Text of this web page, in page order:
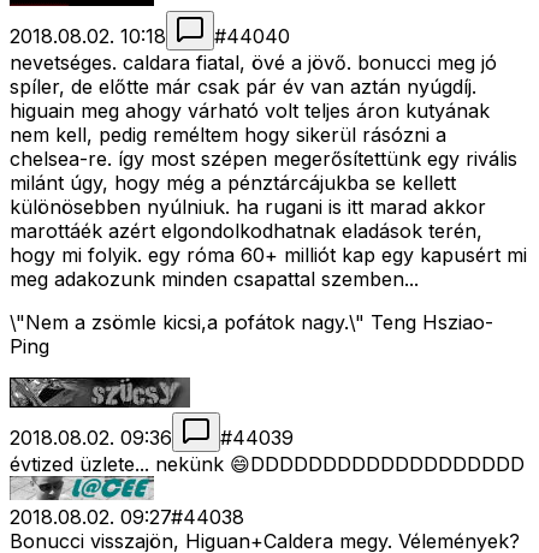
2018.08.02. 10:18 #44040
nevetséges. caldara fiatal, övé a jövő. bonucci meg jó
spíler, de előtte már csak pár év van aztán nyúgdíj.
higuain meg ahogy várható volt teljes áron kutyának
nem kell, pedig reméltem hogy sikerül rásózni a
chelsea-re. így most szépen megerősítettünk egy rivális
milánt úgy, hogy még a pénztárcájukba se kellett
különösebben nyúlniuk. ha rugani is itt marad akkor
marottáék azért elgondolkodhatnak eladások terén,
hogy mi folyik. egy róma 60+ milliót kap egy kapusért mi
meg adakozunk minden csapattal szemben...
\"Nem a zsömle kicsi,a pofátok nagy.\" Teng Hsziao-
Ping
2018.08.02. 09:36 #44039
évtized üzlete... nekünk 😄DDDDDDDDDDDDDDDDDDD
2018.08.02. 09:27#44038
Bonucci visszajön, Higuan+Caldera megy. Vélemények?